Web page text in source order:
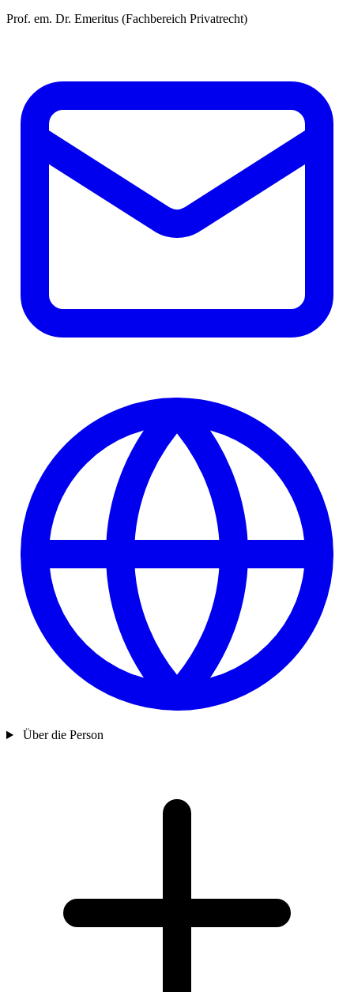
Prof. em. Dr. Emeritus (Fachbereich Privatrecht)
Über die Person